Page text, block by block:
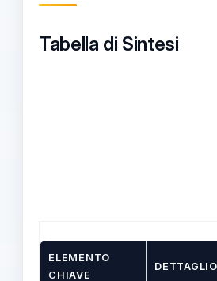
Tabella di Sintesi
ELEMENTO
CHIAVE